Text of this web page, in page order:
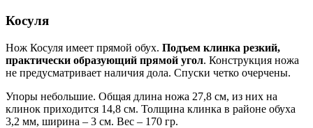
Косуля
Нож Косуля имеет прямой обух. Подъем клинка резкий,
практически образующий прямой угол. Конструкция ножа
не предусматривает наличия дола. Спуски четко очерчены.
Упоры небольшие. Общая длина ножа 27,8 см, из них на
клинок приходится 14,8 см. Толщина клинка в районе обуха
3,2 мм, ширина – 3 см. Вес – 170 гр.